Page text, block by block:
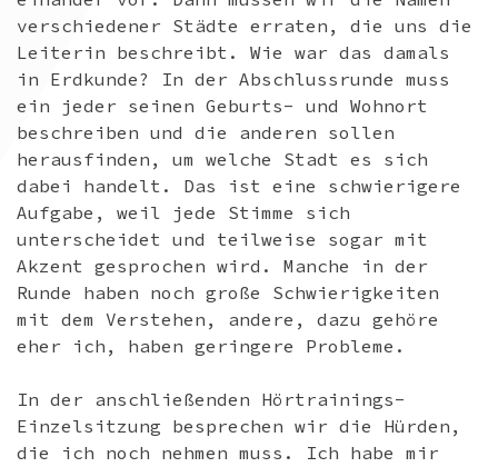
verschiedener Städte erraten, die uns die
Leiterin beschreibt. Wie war das damals
in Erdkunde? In der Abschlussrunde muss
ein jeder seinen Geburts- und Wohnort
beschreiben und die anderen sollen
herausfinden, um welche Stadt es sich
dabei handelt. Das ist eine schwierigere
Aufgabe, weil jede Stimme sich
unterscheidet und teilweise sogar mit
Akzent gesprochen wird. Manche in der
Runde haben noch große Schwierigkeiten
mit dem Verstehen, andere, dazu gehöre
eher ich, haben geringere Probleme.
In der anschließenden Hörtrainings-
Einzelsitzung besprechen wir die Hürden,
die ich noch nehmen muss. Ich habe mir